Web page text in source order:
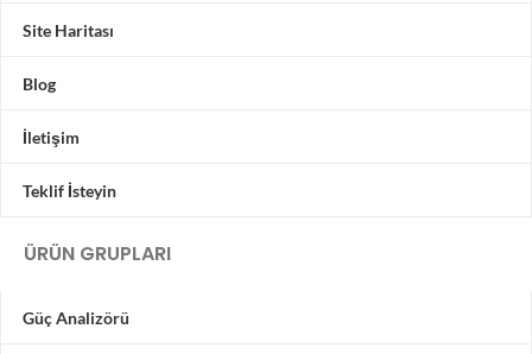
Site Haritası
Blog
İletişim
Teklif İsteyin
ÜRÜN GRUPLARI
Güç Analizörü